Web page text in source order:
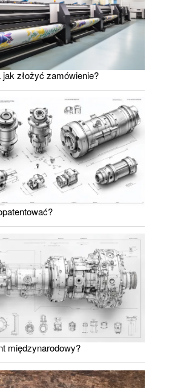
złożyć zamówienie?
międzynarodowy?